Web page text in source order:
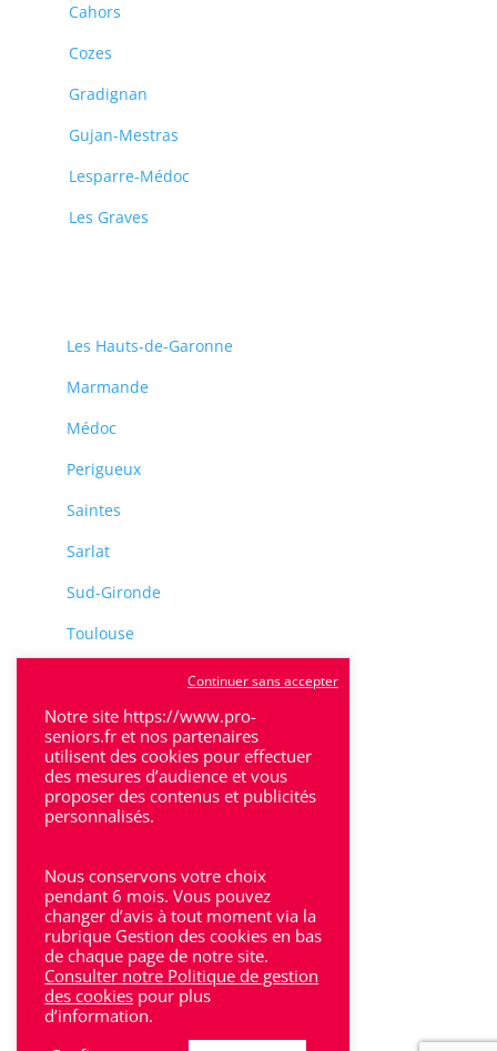
Cahors
Cozes
Gradignan
Gujan-Mestras
Lesparre-Médoc
Les Graves
Les Hauts-de-Garonne
Marmande
Médoc
Perigueux
Saintes
Sarlat
Sud-Gironde
Toulouse
Villeneuve-Sur-Lot
Bron
Lyon
Lyon 6
Villeurbanne
Notre site https://www.pro-
seniors.fr et nos partenaires
utilisent des cookies pour effectuer
des mesures d’audience et vous
proposer des contenus et publicités
personnalisés.
Nous conservons votre choix
pendant 6 mois. Vous pouvez
changer d’avis à tout moment via la
rubrique Gestion des cookies en bas
de chaque page de notre site.
Consulter notre Politique de gestion
des cookies pour plus
d’information.
Continuer sans accepter